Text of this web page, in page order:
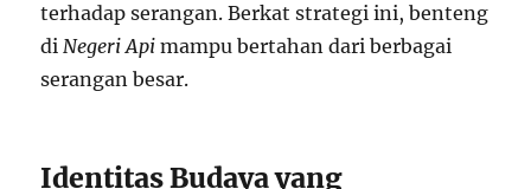
terhadap serangan. Berkat strategi ini, benteng
diNegeri Api mampu bertahan dari berbagai
serangan besar.
Identitas Budaya yang